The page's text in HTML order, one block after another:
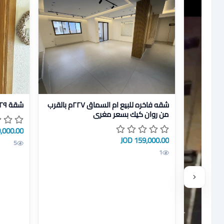
عرض تفاصيل شقه فاخره للبيع ام السماق ٢٢٧م بالقرب من روان كيك بسعر مغري
شقه فاخره للبيع ام السماق ٢٢٧م بالقرب
من روان كيك بسعر مغري
159,000.00 JOD
1
عرض تفاصيل شقة
شقة ٢٢٩ متر للبيع - دير غبار
JOD
5